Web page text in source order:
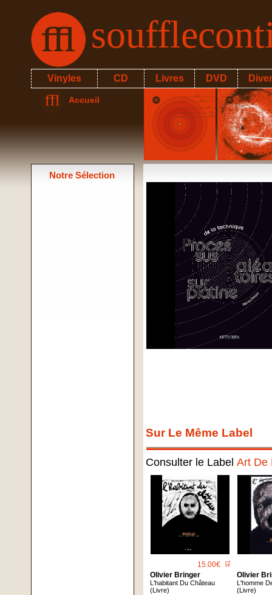
Vinyles CD Livres DVD
Accueil
Notre Sélection
Sur Le Même Label
Consulter le LabelArt De
15.00€ 🛒
Olivier Bringer
L'habitant Du Château
(Livre)
Olivier
L'homme
(Livre)